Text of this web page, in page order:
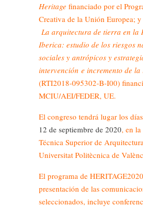
Heritage financiado por el
Creativa de la Unión Europea; y
La arquitectura de tierra en la
Iberica: estudio de los riesgos
sociales y antrópicos y
intervención e incremento de la
(RTI2018-095302-B-I00)
MCIU/AEI/FEDER, UE.
El congreso tendrá lugar los días
12 de septiembre de 2020, en la
Técnica Superior de
Universitat Politècnica de
El programa de
presentación de las
seleccionados, incluye